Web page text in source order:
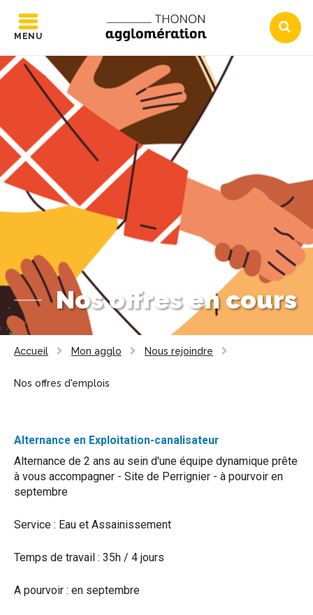
MENU
Nos offres en cours
Accueil Mon agglo Nous rejoindre
Nos offres d'emplois
Alternance en Exploitation-canalisateur
Alternance de 2 ans au sein d'une équipe dynamique prête
à vous accompagner - Site de Perrignier - à pourvoir en
septembre
Service : Eau et Assainissement
Temps de travail : 35h / 4 jours
A pourvoir : en septembre